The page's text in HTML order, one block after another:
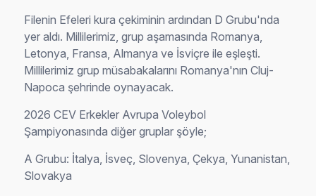
Filenin Efeleri kura çekiminin ardından D Grubu'nda
yer aldı. Millilerimiz, grup aşamasında Romanya,
Letonya, Fransa, Almanya ve İsviçre ile eşleşti.
Millilerimiz grup müsabakalarını Romanya'nın Cluj-
Napoca şehrinde oynayacak.
2026 CEV Erkekler Avrupa Voleybol
Şampiyonasında diğer gruplar şöyle;
A Grubu: İtalya, İsveç, Slovenya, Çekya, Yunanistan,
Slovakya